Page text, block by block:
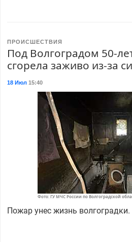
ПРОИСШЕСТВИЯ
Под Волгоградом 50-
сгорела заживо из-за
18 Июл15:40
Фото: ГУ МЧС России по Волгоградской
Пожар унес жизнь волгоградки.